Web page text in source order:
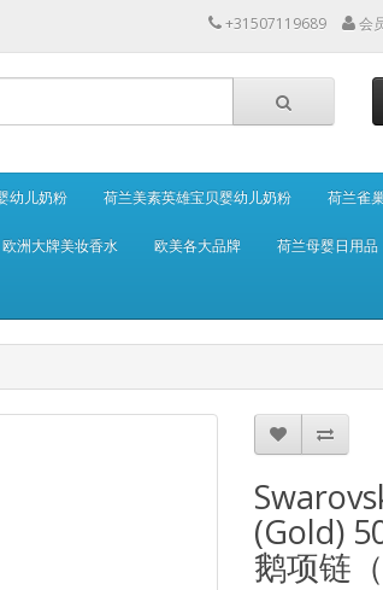
+31507119689 会
幼儿奶粉 荷兰美素英雄宝贝婴幼儿奶粉 荷兰雀
欧洲大牌美妆香水 欧美各大品牌 荷兰母婴日用品
(Gold)
鹅项链（